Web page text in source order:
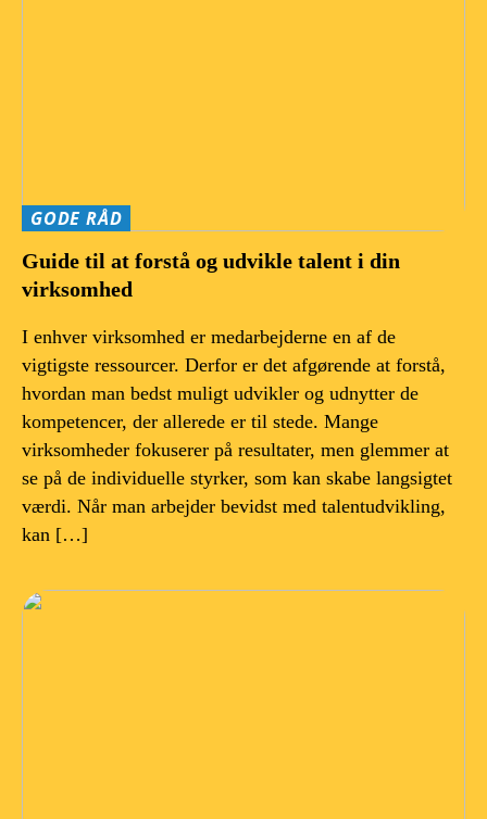
GODE RÅD
Guide til at forstå og udvikle talent i din
virksomhed
I enhver virksomhed er medarbejderne en af de
vigtigste ressourcer. Derfor er det afgørende at forstå,
hvordan man bedst muligt udvikler og udnytter de
kompetencer, der allerede er til stede. Mange
virksomheder fokuserer på resultater, men glemmer at
se på de individuelle styrker, som kan skabe langsigtet
værdi. Når man arbejder bevidst med talentudvikling,
kan […]